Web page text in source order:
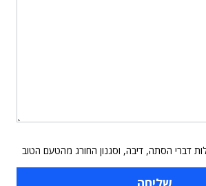
דברי הסתה, דיבה, וסגנון החורג מהטעם הטוב